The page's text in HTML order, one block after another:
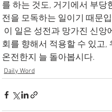
를 하는 것도, 거기에서 부당
전을 모독하는 일이기 때문
회를 향해서 적용할 수 있고,
온전한지 늘 돌아봅시다.
Daily Word